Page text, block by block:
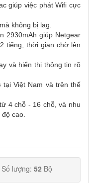
giúp việc phát Wifi cực
không bị lag.
2930mAh giúp Netgear
tiếng, thời gian chờ lên
và hiển thị thông tin rõ
Việt Nam và trên thế
4 chỗ - 16 chỗ, và nhu
cao.
Số lượng: 52 Bộ